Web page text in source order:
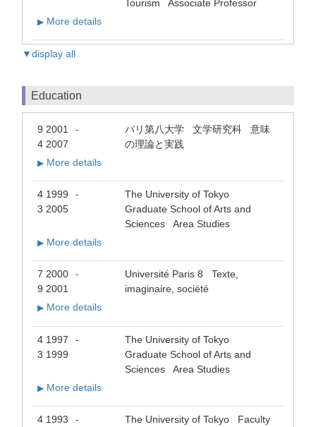
Tourism Associate Professor
▶ More details
▼display all
Education
9 2001 -
4 2007
パリ第八大学 文学研究科 意味
の理論と実践
▶ More details
4 1999 -
3 2005
The University of Tokyo
Graduate School of Arts and
Sciences Area Studies
▶ More details
7 2000 -
9 2001
Université Paris 8 Texte,
imaginaire, société
▶ More details
4 1997 -
3 1999
The University of Tokyo
Graduate School of Arts and
Sciences Area Studies
▶ More details
4 1993 -
The University of Tokyo Faculty